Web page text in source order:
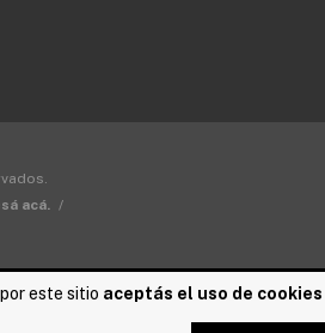
este sitio aceptás el uso de cookies
acá.
/